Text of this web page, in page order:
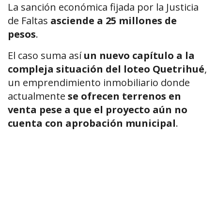
La sanción económica fijada por la Justicia
de Faltas asciende a 25 millones de
pesos.
El caso suma asíun nuevo capítulo a la
compleja situación del loteo Quetrihué,
un emprendimiento inmobiliario donde
actualmente se ofrecen terrenos en
venta pese a que el proyecto aún no
cuenta con aprobación municipal.